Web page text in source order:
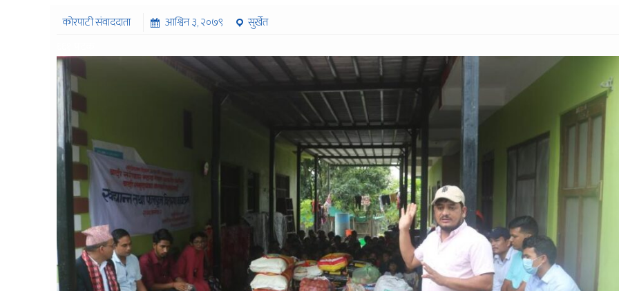
कोरपाटी संवाददाता आश्विन ३, २०७९
सुर्खेत